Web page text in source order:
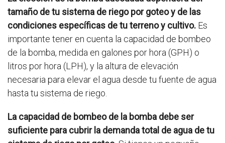
tamaño de tu sistema de riego por goteo y de las
condiciones específicas de tu terreno y cultivo. Es
importante tener en cuenta la capacidad de bombeo
de la bomba, medida en galones por hora (GPH) o
litros por hora (LPH), y la altura de elevación
necesaria para elevar el agua desde tu fuente de agua
hasta tu sistema de riego.
La capacidad de bombeo de la bomba debe ser
suficiente para cubrir la demanda total de agua de tu